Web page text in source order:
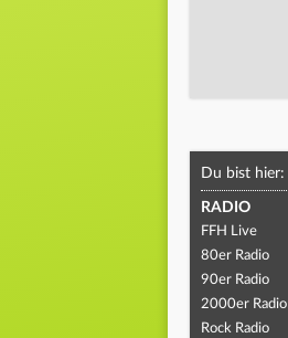
Du bist hier:
RADIO
FFH Live
80er Radio
90er Radio
2000er Radio
Rock Radio